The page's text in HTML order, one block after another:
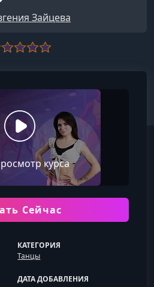
Зайцева
курса
Сейчас
КАТЕГОРИЯ
Танцы
ДАТА ДОБАВЛЕНИЯ